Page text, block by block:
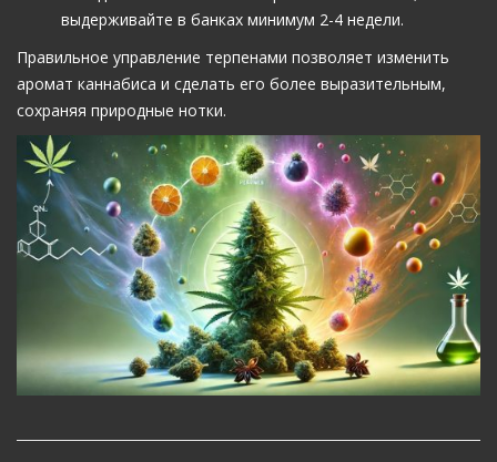
выдерживайте в банках минимум 2-4 недели.
Правильное управление терпенами позволяет изменить
аромат каннабиса и сделать его более выразительным,
сохраняя природные нотки.